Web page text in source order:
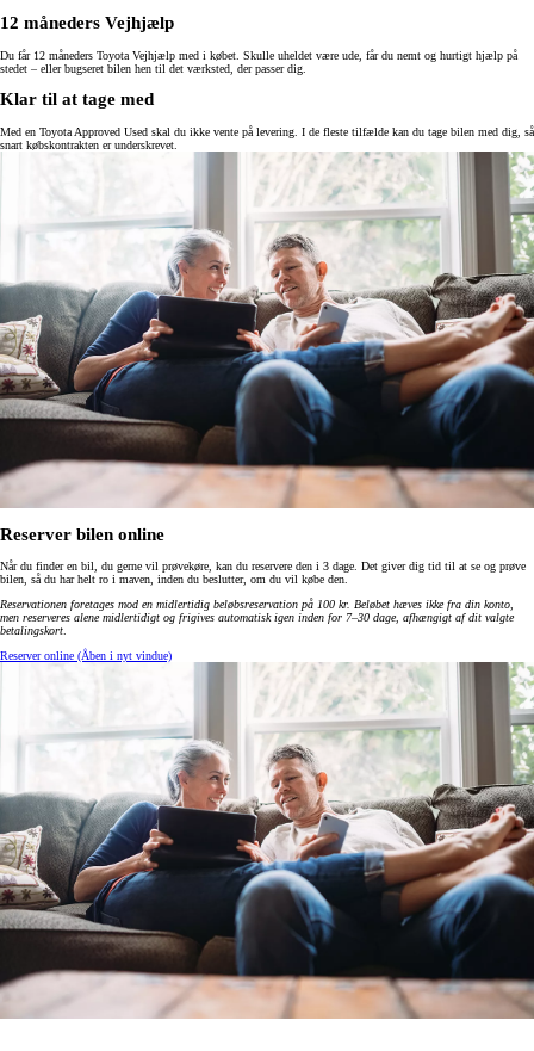
12 måneders Vejhjælp
Du får 12 måneders Toyota Vejhjælp med i købet. Skulle uheldet være ude, får du nemt og hurtigt hjælp på
stedet – eller bugseret bilen hen til det værksted, der passer dig.
Klar til at tage med
Med en Toyota Approved Used skal du ikke vente på levering. I de fleste tilfælde kan du tage bilen med dig, så
snart købskontrakten er underskrevet.
Reserver bilen online
Når du finder en bil, du gerne vil prøvekøre, kan du reservere den i 3 dage. Det giver dig tid til at se og prøve
bilen, så du har helt ro i maven, inden du beslutter, om du vil købe den.
Reservationen foretages mod en midlertidig beløbsreservation på 100 kr. Beløbet hæves ikke fra din konto,
men reserveres alene midlertidigt og frigives automatisk igen inden for 7–30 dage, afhængigt af dit valgte
betalingskort.
Reserver online (Åben i nyt vindue)